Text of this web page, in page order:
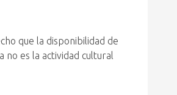
que la disponibilidad de
no es la actividad cultural